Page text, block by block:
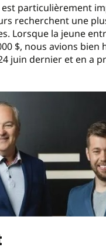
est particulièrement
recherchent une
Lorsque la jeune
$, nous avions bien
juin dernier et en a